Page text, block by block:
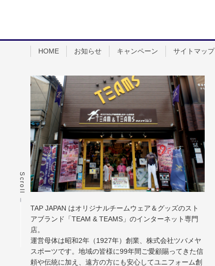
Scroll
HOME お知らせ キャンペーン サイトマップ
TAP JAPAN はオリジナルチームウェア＆グッズのスト
アブランド「TEAM & TEAMS」のインターネット専門
店。
運営母体は昭和2年（1927年）創業、株式会社ツバメヤ
スポーツです。地域の皆様に99年間ご愛顧賜ってきた信
頼や伝統に加え、遠方の方にも安心してユニフォーム創